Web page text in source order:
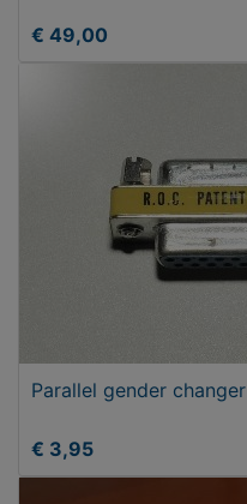
€ 49,00
Parallel gender changer
€ 3,95